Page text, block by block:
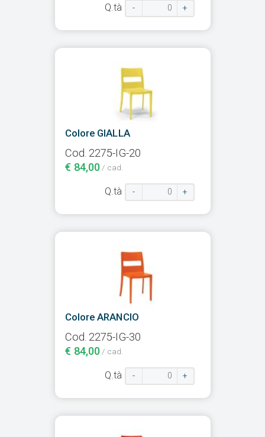
Q.tà - +
Colore GIALLA
Cod. 2275-IG-20
€ 84,00 / cad.
Q.tà - +
Colore ARANCIO
Cod. 2275-IG-30
€ 84,00 / cad.
Q.tà - +